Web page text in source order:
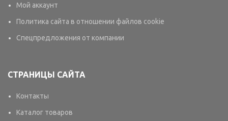
Мой аккаунт
Политика сайта в отношении файлов cookie
Спецпредложения от компании
СТРАНИЦЫ САЙТА
Контакты
Каталог товаров